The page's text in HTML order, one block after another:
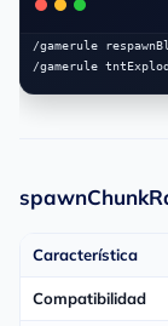
/gamerule
Característica
Compatibilidad